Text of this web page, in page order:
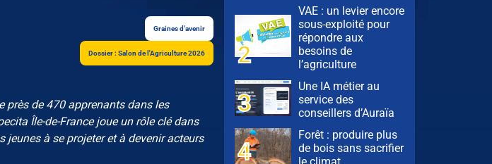
Graines d'avenir
Dossier : Salon de l'Agriculture 2026
près de 470 apprenants dans les
Île-de-France joue un rôle clé dans
jeunes à se projeter et à devenir acteurs
VAE : un levier encore
sous-exploité pour
répondre aux
besoins de
l’agriculture
Une IA métier au
service des
conseillers d’Auraïa
Forêt : produire plus
de bois sans sacrifier